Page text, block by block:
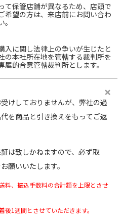
て保管店舗が異なるため、店頭で
希望の方は、来店前にお問い合わ
入に関し法律上の争いが生じたと
の本社所在地を管轄する裁判所を
属的合意管轄裁判所とします。
けしておりませんが、弊社の過
を商品と引き換えをもってご返
は致しかねますので、必ず取
願いいたします。
料、振込手数料の合計額を上限とさせ
1週間とさせていただきます。